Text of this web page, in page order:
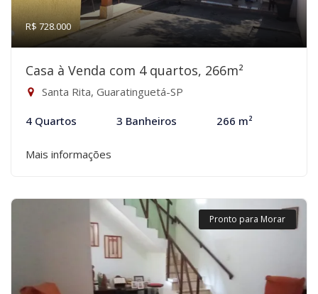
R$ 728.000
Casa à Venda com 4 quartos, 266m²
Santa Rita, Guaratinguetá-SP
4 Quartos 3 Banheiros 266 m²
Mais informações
Pronto para Morar